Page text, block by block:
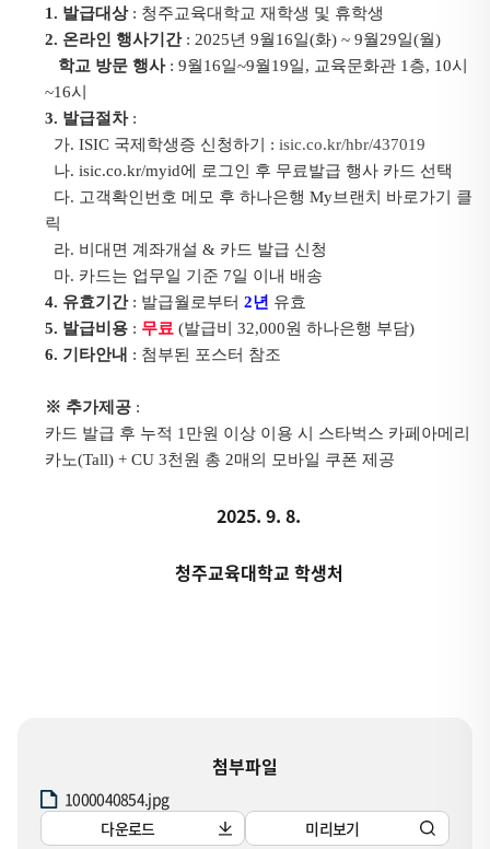
1. 발급대상: 청주교육대학교 재학생 및 휴학생
2. 온라인 행사기간: 2025년 9월16일(화) ~ 9월29일(월)
학교 방문 행사: 9월16일~9월19일, 교육문화관 1층, 10시
~16시
3. 발급절차:
가. ISIC 국제학생증 신청하기 : isic.co.kr/hbr/437019
나. isic.co.kr/myid에 로그인 후 무료발급 행사 카드 선택
다. 고객확인번호 메모 후 하나은행 My브랜치 바로가기 클
릭
라. 비대면 계좌개설 & 카드 발급 신청
마. 카드는 업무일 기준 7일 이내 배송
4. 유효기간: 발급월로부터 2년 유효
5. 발급비용 : 무료 (발급비 32,000원 하나은행 부담)
6. 기타안내 : 첨부된 포스터 참조
※ 추가제공 :
카드 발급 후 누적 1만원 이상 이용 시 스타벅스 카페아메리
카노(Tall) + CU 3천원 총 2매의 모바일 쿠폰 제공
2025. 9. 8.
청주교육대학교 학생처
첨부파일
1000040854.jpg
다운로드
미리보기